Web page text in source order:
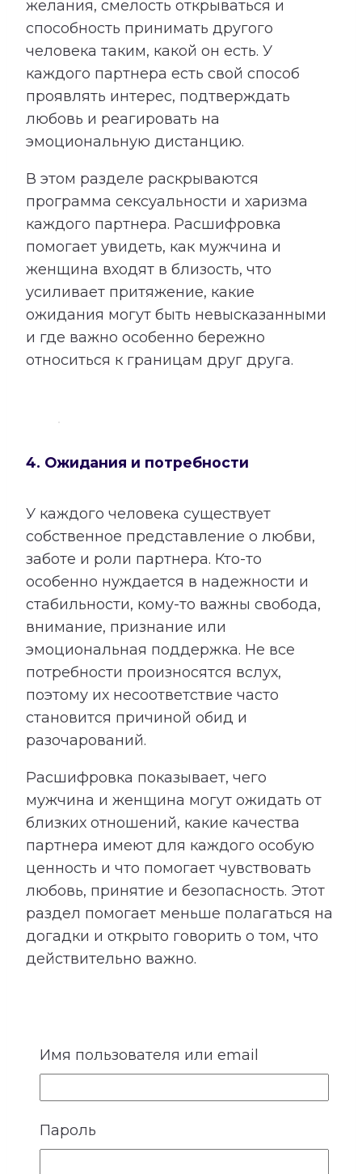
желания, смелость открываться и
способность принимать другого
человека таким, какой он есть. У
каждого партнера есть свой способ
проявлять интерес, подтверждать
любовь и реагировать на
эмоциональную дистанцию.
В этом разделе раскрываются
программа сексуальности и харизма
каждого партнера. Расшифровка
помогает увидеть, как мужчина и
женщина входят в близость, что
усиливает притяжение, какие
ожидания могут быть невысказанными
и где важно особенно бережно
относиться к границам друг друга.
4. Ожидания и потребности
У каждого человека существует
собственное представление о любви,
заботе и роли партнера. Кто-то
особенно нуждается в надежности и
стабильности, кому-то важны свобода,
внимание, признание или
эмоциональная поддержка. Не все
потребности произносятся вслух,
поэтому их несоответствие часто
становится причиной обид и
разочарований.
Расшифровка показывает, чего
мужчина и женщина могут ожидать от
близких отношений, какие качества
партнера имеют для каждого особую
ценность и что помогает чувствовать
любовь, принятие и безопасность. Этот
раздел помогает меньше полагаться на
догадки и открыто говорить о том, что
действительно важно.
5. Идеальные отношения
образ отношений, в которых ему будет
Имя пользователя или email
Пароль